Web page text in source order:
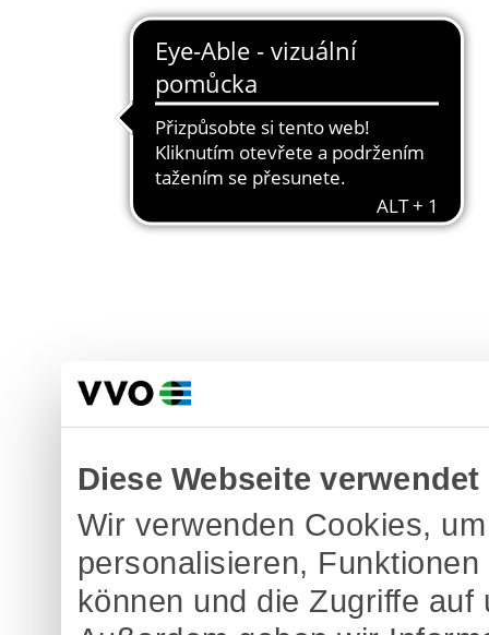
Diese Webseite
Wir verwenden Cookies,
personalisieren,
können und die Zugriffe